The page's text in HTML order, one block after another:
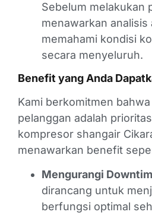
Sebelum melakukan
menawarkan
memahami kondisi
secara menyeluruh.
Benefit yang Anda
Kami berkomitmen
pelanggan adalah
kompresor shangair
menawarkan benefit
Mengurangi
dirancang untuk
berfungsi optimal